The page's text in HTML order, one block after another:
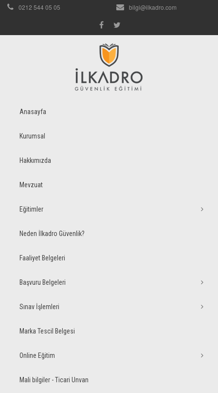
0212 544 05 05 bilgi@ilkadro.com
Anasayfa
Kurumsal
Hakkımızda
Mevzuat
Eğitimler
Neden İlkadro Güvenlik?
Faaliyet Belgeleri
Başvuru Belgeleri
Sınav İşlemleri
Marka Tescil Belgesi
Online Eğitim
Mali bilgiler - Ticari Unvan